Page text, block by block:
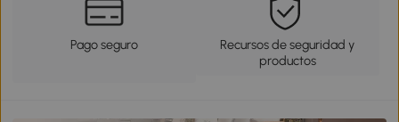
Pago seguro
Recursos de seguridad y
productos